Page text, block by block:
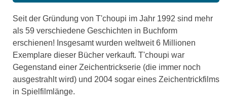
Seit der Gründung von T'choupi im Jahr 1992 sind mehr
als 59 verschiedene Geschichten in Buchform
erschienen! Insgesamt wurden weltweit 6 Millionen
Exemplare dieser Bücher verkauft. T'choupi war
Gegenstand einer Zeichentrickserie (die immer noch
ausgestrahlt wird) und 2004 sogar eines Zeichentrickfilms
in Spielfilmlänge.